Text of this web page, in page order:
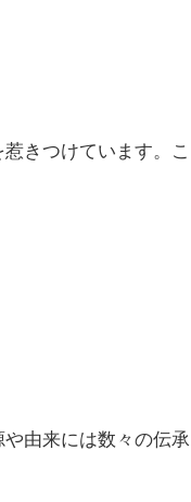
きつけています。こ
由来には数々の伝承